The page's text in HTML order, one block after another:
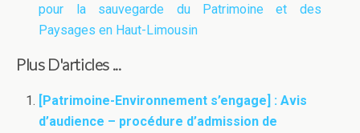
pour la sauvegarde du Patrimoine et des
Paysages en Haut-Limousin
Plus D'articles ...
[Patrimoine-Environnement s’engage] : Avis
d’audience – procédure d’admission de